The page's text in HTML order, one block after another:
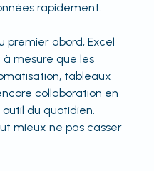
rapidement.
premier abord, Excel
mesure que les
tableaux
collaboration en
du quotidien.
mieux ne pas casser